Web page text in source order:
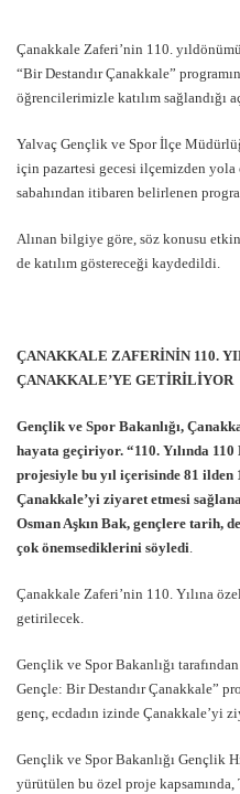
Çanakkale Zaferi’nin 110.
“Bir Destandır Çanakkale”
öğrencilerimizle katılım sağlandığı
Yalvaç Gençlik ve Spor İlçe
için pazartesi gecesi ilçemizden yola
sabahından itibaren belirlenen
Alınan bilgiye göre, söz konusu
de katılım göstereceği kaydedildi.
ÇANAKKALE ZAFERİNİN 110.
ÇANAKKALE’YE GETİRİLİYOR
Gençlik ve Spor Bakanlığı,
hayata geçiriyor. “110. Yılında
projesiyle bu yıl içerisinde 81 ilden
Çanakkale’yi ziyaret etmesi
Osman Aşkın Bak, gençlere tarih,
çok önemsediklerini söyledi.
Çanakkale Zaferi’nin 110. Yılına
getirilecek.
Gençlik ve Spor Bakanlığı
Gençle: Bir Destandır Çanakkale”
genç, ecdadın izinde Çanakkale’yi
Gençlik ve Spor Bakanlığı Gençlik
yürütülen bu özel proje